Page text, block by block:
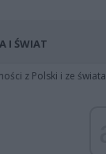
I ŚWIAT
z Polski i ze świata